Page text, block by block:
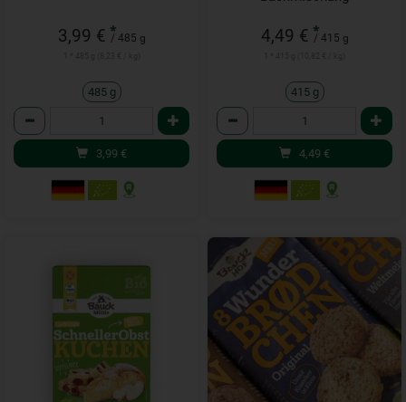
3,99 € *
/ 485 g
485 g
Anzahl
3,99 €
4,49 € *
/ 415 g
415 g
Anzahl
4,49 €